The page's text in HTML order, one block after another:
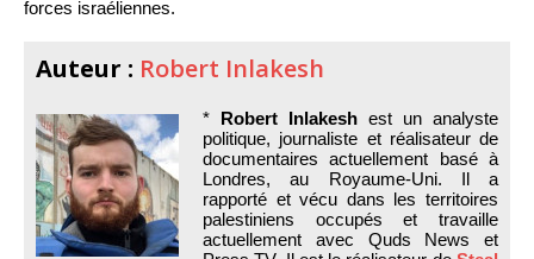
forces israéliennes.
Auteur : Robert Inlakesh
* Robert Inlakesh est un analyste
politique, journaliste et réalisateur de
documentaires actuellement basé à
Londres, au Royaume-Uni. Il a
rapporté et vécu dans les territoires
palestiniens occupés et travaille
actuellement avec Quds News et